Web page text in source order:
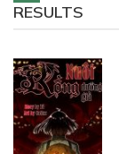
RESULTS